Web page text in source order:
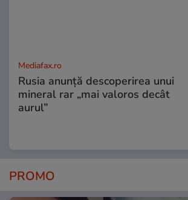
Mediafax.ro
Rusia anunță descoperirea unui
mineral rar „mai valoros decât
aurul”
PROMO